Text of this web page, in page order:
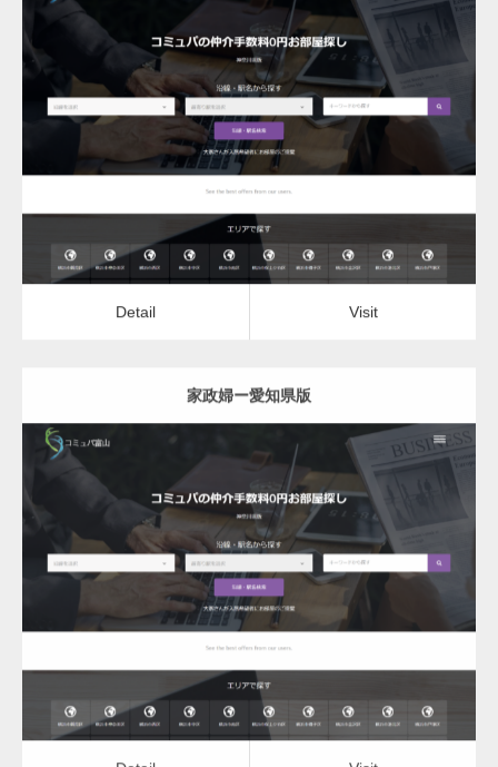
更新日： 2022.12.06
Detail Visit
Detail Visit
家政婦ー愛知県版
更新日： 2022.12.06
家政婦
Visit
Detail Visit